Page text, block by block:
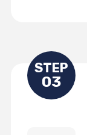
STEP
03